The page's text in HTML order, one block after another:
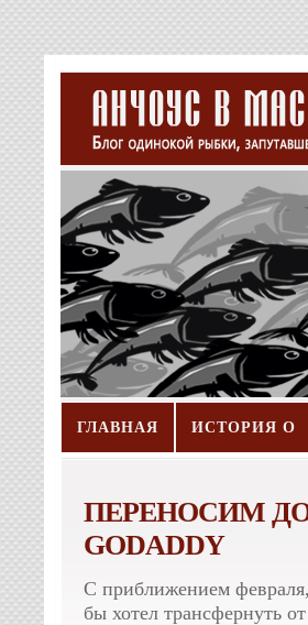
ГЛАВНАЯ ИСТОРИЯ О
ПЕРЕНОСИМ
GODADDY
С приближением
бы хотел трансфернуть